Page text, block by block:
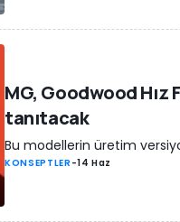
MG, Goodwood
tanıtacak
Bu modellerin üretim
KONSEPTLER -14 Haz